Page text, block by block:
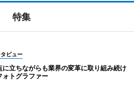
特集
ビュー
に立ちながらも業界の変革に取り組み続け
ォトグラファー